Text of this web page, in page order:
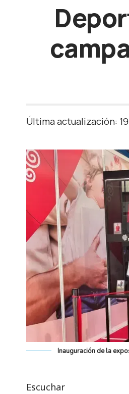
Última actualización:
Inauguración de la
Escuchar